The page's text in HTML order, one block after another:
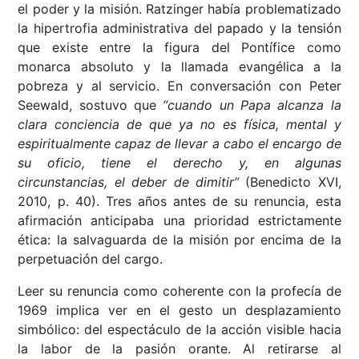
el poder y la misión. Ratzinger había problematizado
la hipertrofia administrativa del papado y la tensión
que existe entre la figura del Pontífice como
monarca absoluto y la llamada evangélica a la
pobreza y al servicio. En conversación con Peter
Seewald, sostuvo que “cuando un Papa alcanza la
clara conciencia de que ya no es física, mental y
espiritualmente capaz de llevar a cabo el encargo de
su oficio, tiene el derecho y, en algunas
circunstancias, el deber de dimitir” (Benedicto XVI,
2010, p. 40). Tres años antes de su renuncia, esta
afirmación anticipaba una prioridad estrictamente
ética: la salvaguarda de la misión por encima de la
perpetuación del cargo.
Leer su renuncia como coherente con la profecía de
1969 implica ver en el gesto un desplazamiento
simbólico: del espectáculo de la acción visible hacia
la labor de la pasión orante. Al retirarse al